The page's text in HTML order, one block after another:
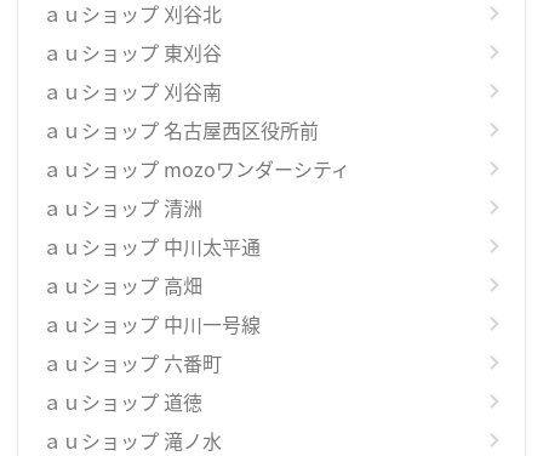
ａｕショップ 刈谷北
ａｕショップ 東刈谷
ａｕショップ 刈谷南
ａｕショップ 名古屋西区役所前
ａｕショップ mozoワンダーシティ
ａｕショップ 清洲
ａｕショップ 中川太平通
ａｕショップ 高畑
ａｕショップ 中川一号線
ａｕショップ 六番町
ａｕショップ 道徳
ａｕショップ 滝ノ水